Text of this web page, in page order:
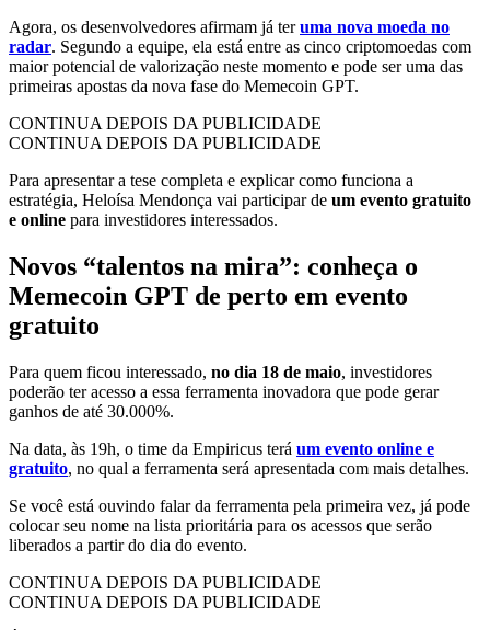
Agora, os desenvolvedores afirmam já teruma nova moeda no
radar. Segundo a equipe, ela está entre as cinco criptomoedas com
maior potencial de valorização neste momento e pode ser uma das
primeiras apostas da nova fase do Memecoin GPT.
CONTINUA DEPOIS DA PUBLICIDADE
CONTINUA DEPOIS DA PUBLICIDADE
Para apresentar a tese completa e explicar como funciona a
estratégia, Heloísa Mendonça vai participar de um evento gratuito
e online para investidores interessados.
Novos “talentos na mira”: conheça o
Memecoin GPT de perto em evento
gratuito
Para quem ficou interessado, no dia 18 de maio, investidores
poderão ter acesso a essa ferramenta inovadora que pode gerar
ganhos de até 30.000%.
Na data, às 19h, o time da Empiricus terá um evento online e
gratuito, no qual a ferramenta será apresentada com mais detalhes.
Se você está ouvindo falar da ferramenta pela primeira vez, já pode
colocar seu nome na lista prioritária para os acessos que serão
liberados a partir do dia do evento.
CONTINUA DEPOIS DA PUBLICIDADE
CONTINUA DEPOIS DA PUBLICIDADE